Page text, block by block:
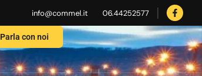
info@commel.it 06.44252577
Parla con noi